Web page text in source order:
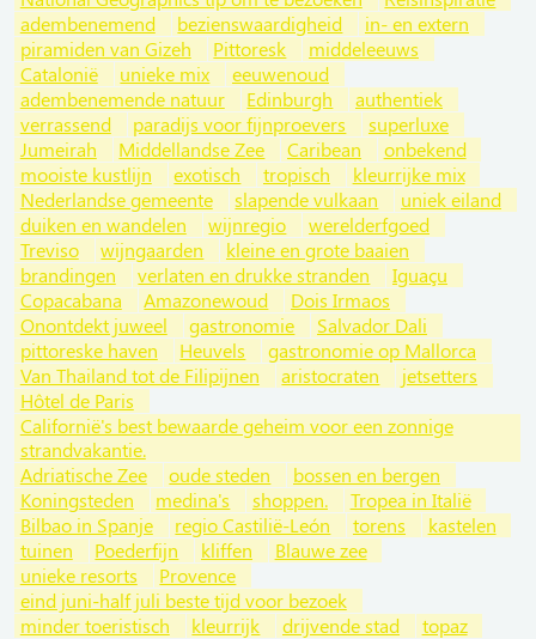
adembenemend
bezienswaardigheid
in- en extern
piramiden van Gizeh
Pittoresk
middeleeuws
Catalonië
unieke mix
eeuwenoud
adembenemende natuur
Edinburgh
authentiek
verrassend
paradijs voor fijnproevers
superluxe
Jumeirah
Middellandse Zee Caribean
onbekend
mooiste kustlijn
exotisch tropisch
kleurrijke mix
Nederlandse gemeente
slapende vulkaan
uniek eiland
duiken en wandelen
wijnregio
werelderfgoed
Treviso
wijngaarden
kleine en grote baaien
brandingen
verlaten en drukke stranden
Iguaçu
Copacabana
Amazonewoud
Dois Irmaos
Onontdekt juweel
gastronomie
Salvador Dali
pittoreske haven
Heuvels
gastronomie op Mallorca
Van Thailand tot de Filipijnen
aristocraten
jetsetters
Hôtel de Paris
Californië's best bewaarde geheim voor een zonnige
strandvakantie.
Adriatische Zee
oude steden
bossen en bergen
Koningsteden
medina's shoppen.
Tropea in Italië
Bilbao in Spanje
regio Castilië-León torens
kastelen
tuinen
Poederfijn kliffen
Blauwe zee
unieke resorts
Provence
eind juni-half juli beste tijd voor bezoek
minder toeristisch
kleurrijk drijvende stad topaz